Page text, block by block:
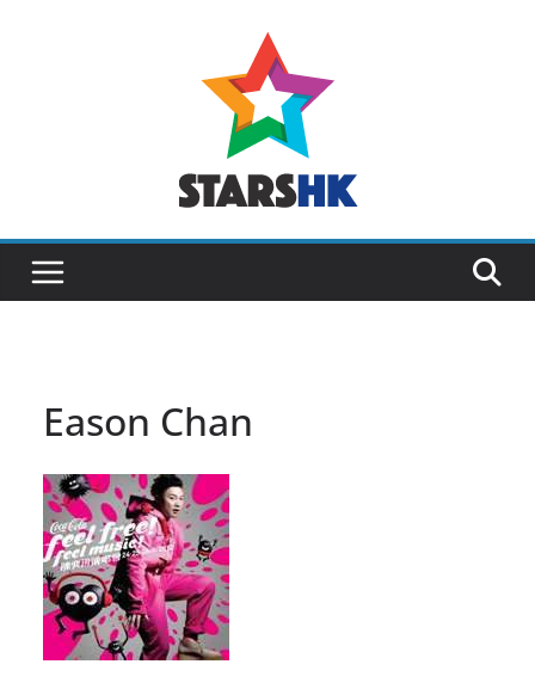
Eason Chan